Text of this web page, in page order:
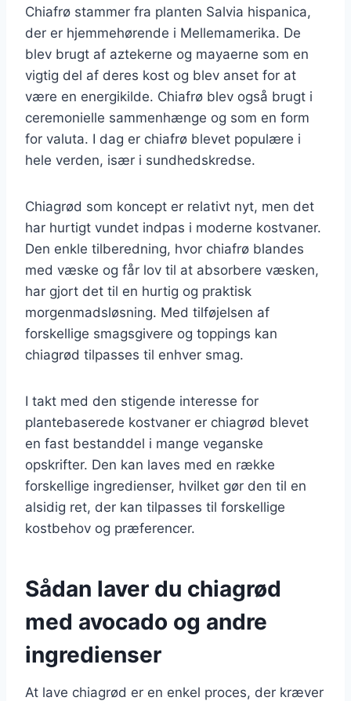
Chiafrø stammer fra planten Salvia hispanica,
der er hjemmehørende i Mellemamerika. De
blev brugt af aztekerne og mayaerne som en
vigtig del af deres kost og blev anset for at
være en energikilde. Chiafrø blev også brugt i
ceremonielle sammenhænge og som en form
for valuta. I dag er chiafrø blevet populære i
hele verden, især i sundhedskredse.
Chiagrød som koncept er relativt nyt, men det
har hurtigt vundet indpas i moderne kostvaner.
Den enkle tilberedning, hvor chiafrø blandes
med væske og får lov til at absorbere væsken,
har gjort det til en hurtig og praktisk
morgenmadsløsning. Med tilføjelsen af
forskellige smagsgivere og toppings kan
chiagrød tilpasses til enhver smag.
I takt med den stigende interesse for
plantebaserede kostvaner er chiagrød blevet
en fast bestanddel i mange veganske
opskrifter. Den kan laves med en række
forskellige ingredienser, hvilket gør den til en
alsidig ret, der kan tilpasses til forskellige
kostbehov og præferencer.
Sådan laver du chiagrød
med avocado og andre
ingredienser
At lave chiagrød er en enkel proces, der kræver